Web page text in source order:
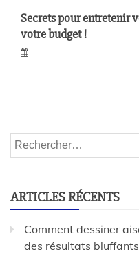
Secrets pour entretenir
votre budget !
ARTICLES RÉCENTS
Comment dessiner
des résultats bluffants